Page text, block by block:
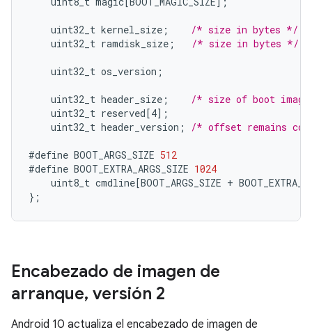
uint32_t kernel_size ;
/* size in bytes */
uint32_t ramdisk_size ; /* size in bytes */
uint32_t os_version ;
uint32_t header_size ;
/* size of boot
uint32_t reserved[4] ;
uint32_t header_version ; /* offset remains
#define BOOT_ARGS_SIZE 512
#define BOOT_EXTRA_ARGS_SIZE 1024
uint8_t cmdline[BOOT_ARGS_SIZE +
} ;
Encabezado de imagen de
arranque, versión 2
Android 10 actualiza el encabezado de imagen de